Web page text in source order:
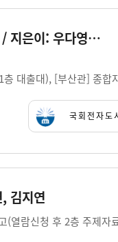
쓰지 않은 결말 : 호텔 프린스 소설가의 방 10주년 기념 에세이 앤솔러지 check-out / 지은이: 우다영, 도재경, 정용준, 최정나, 김성중, 김덕희, 정은, 이민진, 이지, 민병훈 [외]
대출대), [부산관] 종합
국회전자도
김지연
(열람신청 후 2층 주제자